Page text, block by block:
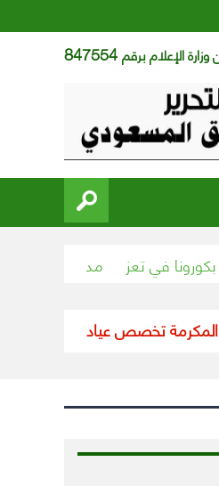
الإعلام برقم847554
“مدني حائل” يخمد تعز
تخصص عيادة طبية متنقلة لخدمة